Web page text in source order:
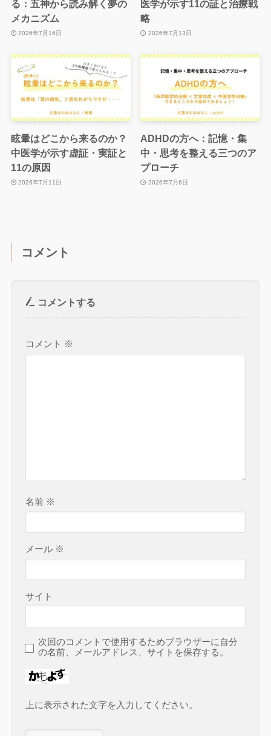
る：五神から読み解く夢の
メカニズム
2026年7月16日
医学が示す11の証と治療戦
略
2026年7月13日
眩暈はどこから来るのか？
中医学が示す虚証・実証と
11の原因
2026年7月11日
ADHDの方へ：記憶・集
中・思考を整える三つのア
プローチ
2026年7月6日
コメント
コメントする
コメント ※
名前 ※
メール ※
サイト
次回のコメントで使用するためブラウザーに自分
の名前、メールアドレス、サイトを保存する。
上に表示された文字を入力してください。